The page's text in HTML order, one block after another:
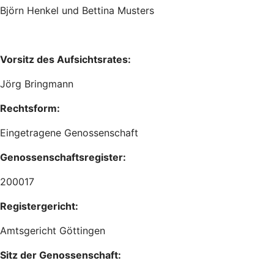
Björn Henkel und Bettina Musters
Vorsitz des Aufsichtsrates:
Jörg Bringmann
Rechtsform:
Eingetragene Genossenschaft
Genossenschaftsregister:
200017
Registergericht:
Amtsgericht Göttingen
Sitz der Genossenschaft: